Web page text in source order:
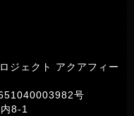
ジェクト アクアフィー
号
8-1